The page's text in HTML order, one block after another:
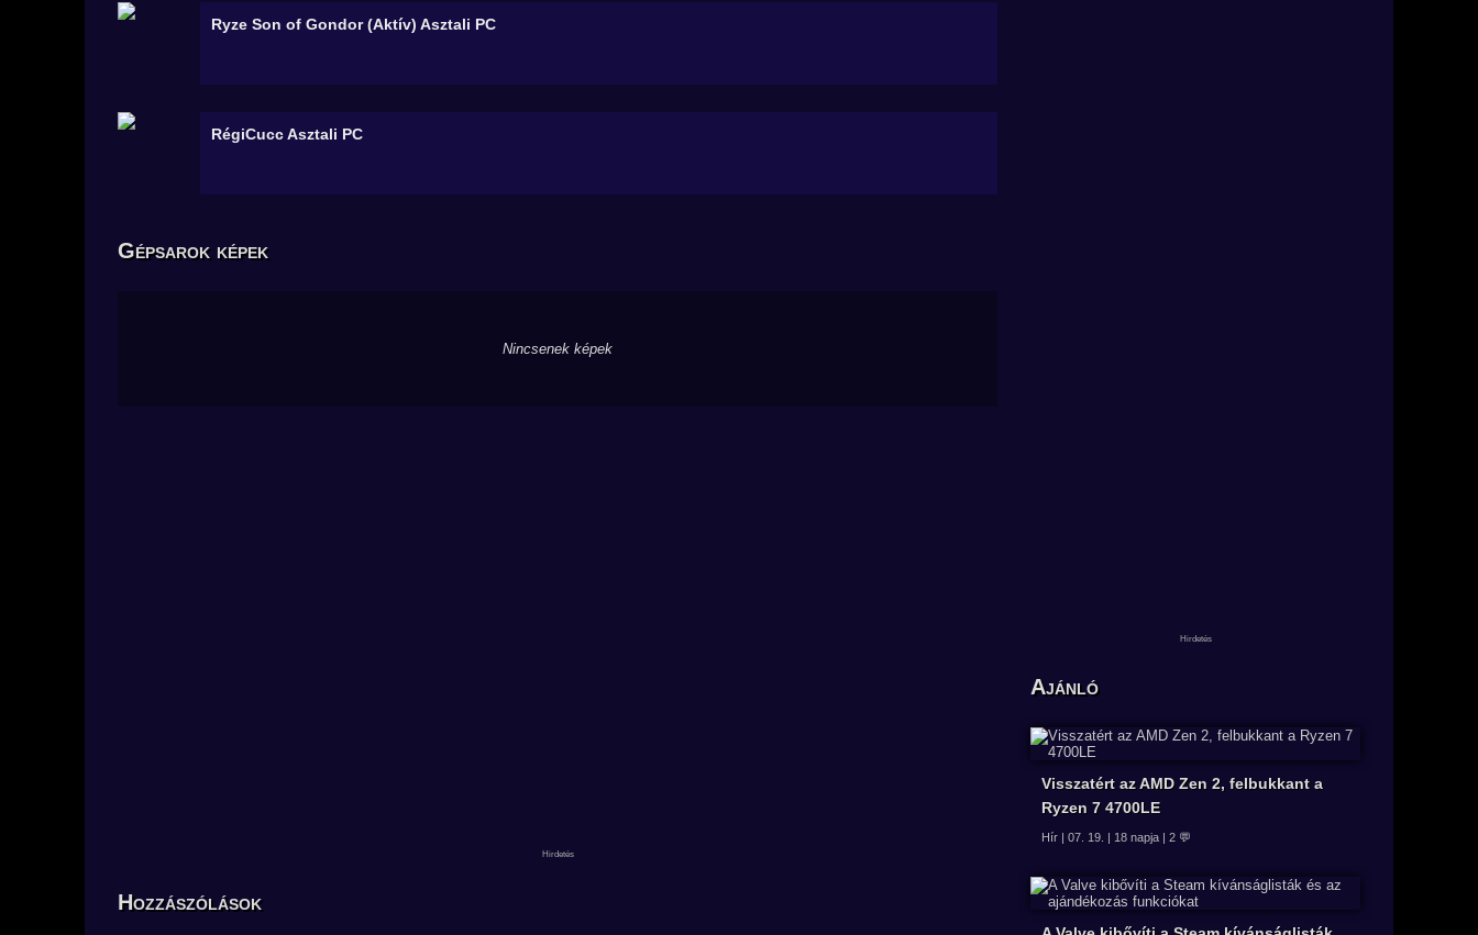
Ryze Son of Gondor (Aktív) Asztali PC
RégiCuccAsztali PC
Gépsarok képek
Nincsenek képek
Hozzászólások
Ajánló
Visszatért az AMD Zen 2, felbukkant a
Ryzen 7 4700LE
Hír | 07. 19. | 18 napja | 2 💬